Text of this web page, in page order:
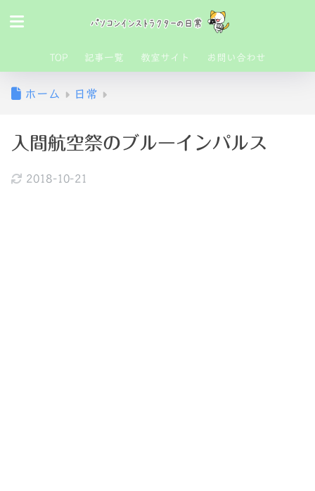
TOP 記事一覧 教室サイト お問い合わせ
ホーム 日常
入間航空祭のブルーインパルス
2018-10-21